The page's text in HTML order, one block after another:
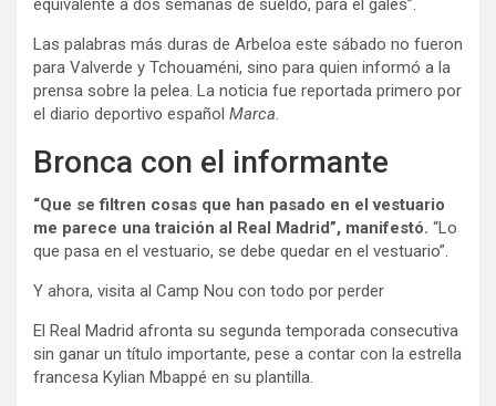
equivalente a dos semanas de sueldo, para el galés”.
Las palabras más duras de Arbeloa este sábado no fueron
para Valverde y Tchouaméni, sino para quien informó a la
prensa sobre la pelea. La noticia fue reportada primero por
el diario deportivo español Marca.
Bronca con el informante
“Que se filtren cosas que han pasado en el vestuario
me parece una traición al Real Madrid”, manifestó. “Lo
que pasa en el vestuario, se debe quedar en el vestuario”.
Y ahora, visita al Camp Nou con todo por perder
El Real Madrid afronta su segunda temporada consecutiva
sin ganar un título importante, pese a contar con la estrella
francesa Kylian Mbappé en su plantilla.